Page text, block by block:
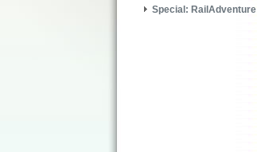
Special: RailAdventure